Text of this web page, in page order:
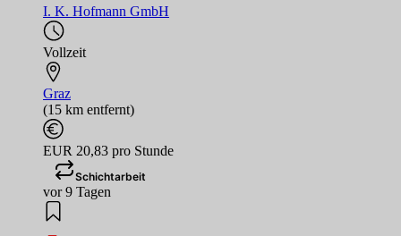
I. K. Hofmann GmbH
Vollzeit
Graz
(15 km entfernt)
EUR 20,83 pro Stunde
Schichtarbeit
vor 9 Tagen